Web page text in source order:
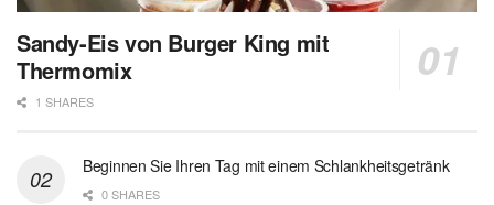
Sandy-Eis von Burger King mit
Thermomix
1 SHARES
Beginnen Sie Ihren Tag mit einem Schlankheitsgetränk
0 SHARES